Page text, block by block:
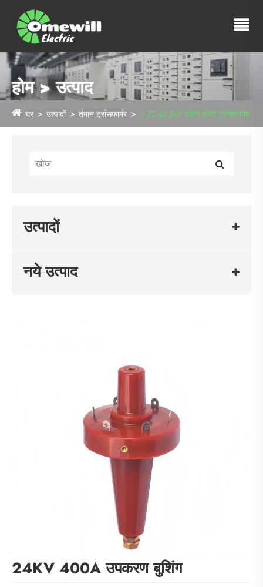
होम > उत्पाद
घर उत्पादों र्तमान ट्रांसफार्मर 0.72-40.5kV इंडोर करंट ट्रांसफार्मर
उत्पादों
नये उत्पाद
24KV 400A उपकरण बुशिंग